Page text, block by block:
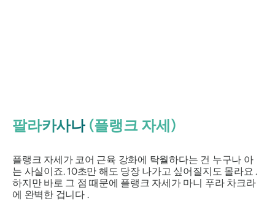
팔라카사나(플랭크 자세)
플랭크 자세가코어 근육 강화에 탁월하다는 건 누구나 아
는 사실이죠. 10초만 해도 당장 나가고 싶어질지도 몰라요 .
하지만 바로 그 점 때문에 플랭크 자세가 마니 푸라 차크라
에 완벽한 겁니다 .